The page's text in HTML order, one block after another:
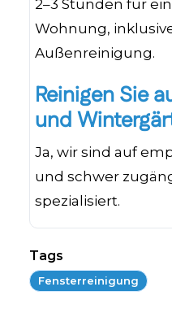
2–3 Stunden für
Wohnung,
Außenreinigung.
Reinigen Sie
und
Ja, wir sind auf
und schwer
spezialisiert.
Tags
Fensterreinigung